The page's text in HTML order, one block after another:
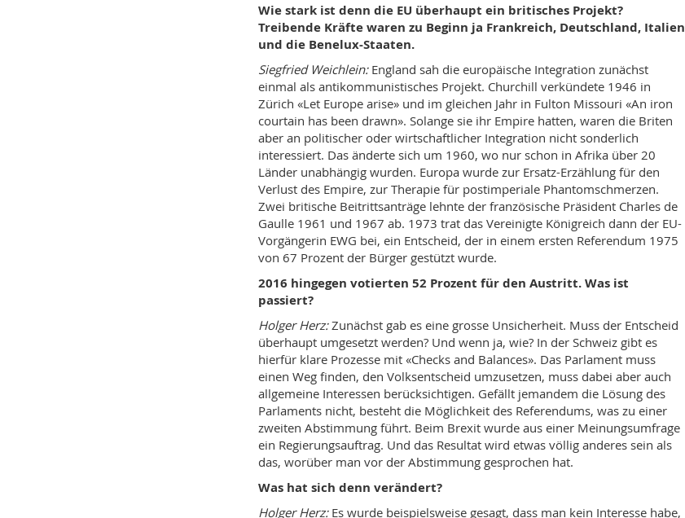
Wie stark ist denn die EU überhaupt ein britisches Projekt?
Treibende Kräfte waren zu Beginn ja Frankreich, Deutschland, Italien
und die Benelux-Staaten.
Siegfried Weichlein:England sah die europäische Integration zunächst
einmal als antikommunistisches Projekt. Churchill verkündete 1946 in
Zürich «Let Europe arise» und im gleichen Jahr in Fulton Missouri «An iron
courtain has been drawn». Solange sie ihr Empire hatten, waren die Briten
aber an politischer oder wirtschaftlicher Integration nicht sonderlich
interessiert. Das änderte sich um 1960, wo nur schon in Afrika über 20
Länder unabhängig wurden. Europa wurde zur Ersatz-Erzählung für den
Verlust des Empire, zur Therapie für postimperiale Phantomschmerzen.
Zwei britische Beitrittsanträge lehnte der französische Präsident Charles de
Gaulle 1961 und 1967 ab. 1973 trat das Vereinigte Königreich dann der EU-
Vorgängerin EWG bei, ein Entscheid, der in einem ersten Referendum 1975
von 67 Prozent der Bürger gestützt wurde.
2016 hingegen votierten 52 Prozent für den Austritt. Was ist
passiert?
Holger Herz:Zunächst gab es eine grosse Unsicherheit. Muss der Entscheid
überhaupt umgesetzt werden? Und wenn ja, wie? In der Schweiz gibt es
hierfür klare Prozesse mit «Checks and Balances». Das Parlament muss
einen Weg finden, den Volksentscheid umzusetzen, muss dabei aber auch
allgemeine Interessen berücksichtigen. Gefällt jemandem die Lösung des
Parlaments nicht, besteht die Möglichkeit des Referendums, was zu einer
zweiten Abstimmung führt. Beim Brexit wurde aus einer Meinungsumfrage
ein Regierungsauftrag. Und das Resultat wird etwas völlig anderes sein als
das, worüber man vor der Abstimmung gesprochen hat.
Was hat sich denn verändert?
Holger Herz:Es wurde beispielsweise gesagt, dass man kein Interesse habe,